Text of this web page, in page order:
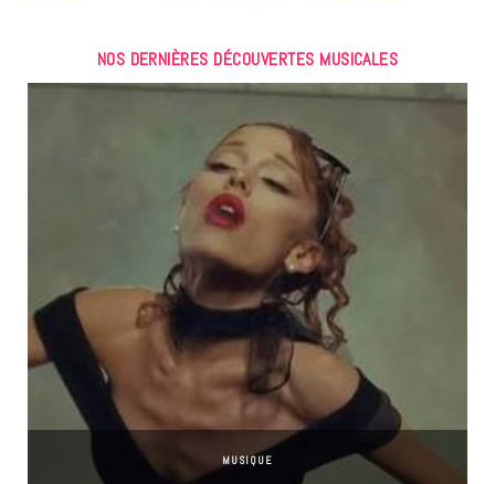
NOS DERNIÈRES DÉCOUVERTES MUSICALES
MUSIQUE